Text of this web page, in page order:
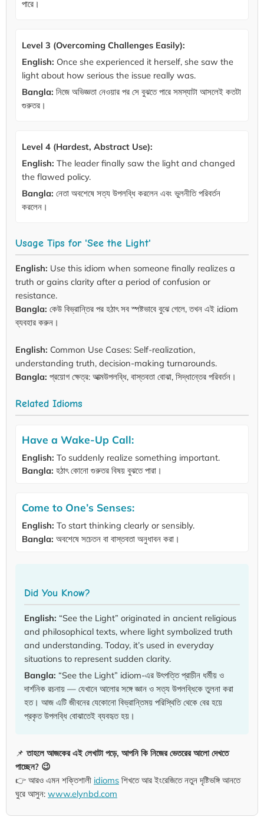
পারে।
Level 3 (Overcoming Challenges Easily):
English: Once she experienced it herself, she saw the
light about how serious the issue really was.
Bangla: নিজে অভিজ্ঞতা নেওয়ার পর সে বুঝতে পারে সমস্যাটা আসলেই কতটা
গুরুতর।
Level 4 (Hardest, Abstract Use):
English: The leader finally saw the light and changed
the flawed policy.
Bangla: নেতা অবশেষে সত্য উপলব্ধি করলেন এবং ভুলনীতি পরিবর্তন
করলেন।
Usage Tips for 'See the Light'
English: Use this idiom when someone finally realizes a
truth or gains clarity after a period of confusion or
resistance.
Bangla: কেউ বিভ্রান্তির পর হঠাৎ সব স্পষ্টভাবে বুঝে গেলে, তখন এই idiom
ব্যবহার করুন।
English: Common Use Cases: Self-realization,
understanding truth, decision-making turnarounds.
Bangla: প্রয়োগ ক্ষেত্র: আত্মউপলব্ধি, বাস্তবতা বোঝা, সিদ্ধান্তের পরিবর্তন।
Related Idioms
Have a Wake-Up Call:
English: To suddenly realize something important.
Bangla: হঠাৎ কোনো গুরুতর বিষয় বুঝতে পারা।
Come to One’s Senses:
English: To start thinking clearly or sensibly.
Bangla: অবশেষে সচেতন বা বাস্তবতা অনুধাবন করা।
Did You Know?
English: “See the Light” originated in ancient religious
and philosophical texts, where light symbolized truth
and understanding. Today, it’s used in everyday
situations to represent sudden clarity.
Bangla: “See the Light” idiom-এর উৎপত্তি প্রাচীন ধর্মীয় ও
দার্শনিক রচনায় — যেখানে আলোর সঙ্গে জ্ঞান ও সত্য উপলব্ধিকে তুলনা করা
হত। আজ এটি জীবনের যেকোনো বিভ্রান্তিময় পরিস্থিতি থেকে বের হয়ে
প্রকৃত উপলব্ধি বোঝাতেই ব্যবহৃত হয়।
📌তাহলে আজকের এই লেখাটা পড়ে, আপনি কি নিজের ভেতরের আলো দেখতে
পাচ্ছেন? 😉
👉 আরও এমন শক্তিশালী idioms শিখতে আর ইংরেজিতে নতুন দৃষ্টিভঙ্গি আনতে
ঘুরে আসুন: www.elynbd.com